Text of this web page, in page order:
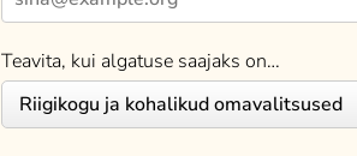
Teavita, kui algatuse saajaks on…